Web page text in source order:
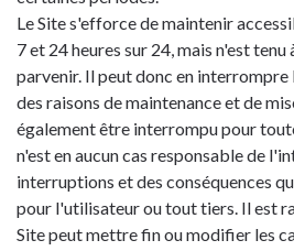
Le Site s'efforce de maintenir
7 et 24 heures sur 24, mais n'est
parvenir. Il peut donc en
des raisons de maintenance et de
également être interrompu pour
n'est en aucun cas responsable de
interruptions et des conséquences
pour l'utilisateur ou tout tiers. Il est
Site peut mettre fin ou modifier les